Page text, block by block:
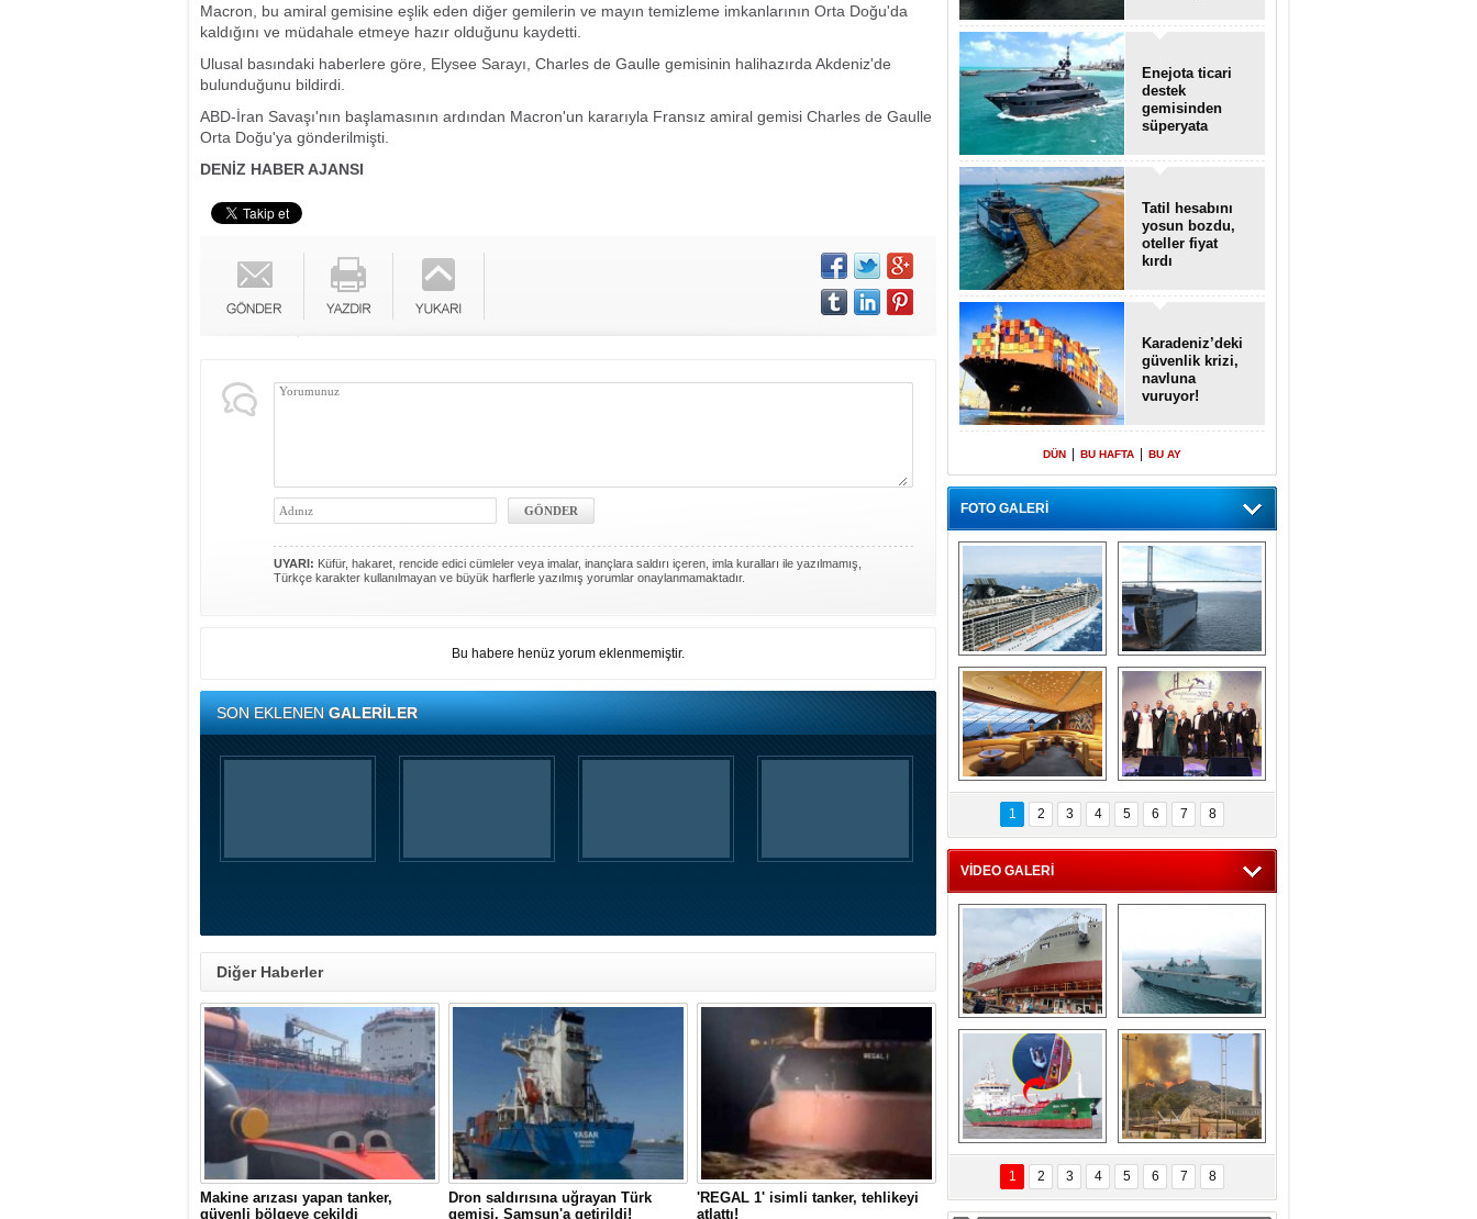
Macron, bu amiral gemisine eşlik eden diğer gemilerin ve mayın temizleme imkanlarının Orta Doğu'da
kaldığını ve müdahale etmeye hazır olduğunu kaydetti.
Ulusal basındaki haberlere göre, Elysee Sarayı, Charles de Gaulle gemisinin halihazırda Akdeniz'de
bulunduğunu bildirdi.
ABD-İran Savaşı'nın başlamasının ardından Macron'un kararıyla Fransız amiral gemisi Charles de Gaulle
Orta Doğu'ya gönderilmişti.
DENİZ HABER AJANSI
UYARI: Küfür, hakaret, rencide edici cümleler veya imalar, inançlara saldırı içeren, imla kuralları ile yazılmamış,
Türkçe karakter kullanılmayan ve büyük harflerle yazılmış yorumlar onaylanmamaktadır.
Bu habere henüz yorum eklenmemiştir.
SON EKLENENGALERİLER
Diğer Haberler
Makine arızası yapan tanker,
güvenli bölgeye çekildi
Dron saldırısına uğrayan Türk
gemisi, Samsun'a getirildi!
'REGAL 1' isimli tanker, tehlikeyi
atlattı!
Enejota ticari
destek
gemisinden
süperyata
Tatil hesabını
yosun bozdu,
oteller fiyat
kırdı
Karadeniz’deki
güvenlik krizi,
navluna
vuruyor!
DÜN BU HAFTA BU AY
FOTO GALERİ
“Gemi içinde gemi”
konsepti ile MSC
Splendida
Dünyada tek!
Denizaltı yüzer
havuzu intikal
seyrine başladı
MSC'den 55 milyon
euroluk turizm geliri
müjdesi
5. Bosphorus Ship
Brokers Dinner,
İstanbul’da yapıldı
1 2 3 4 5 6 7 8
VİDEO GALERİ
Çeksan Tersanesi,
Başaran Bayrak
tankerini suya
indirdi
TCG Anadolu,
tersane teknik
seyrini tamamladı
Göçmenlerin
imdadına Türk
sahipli MINA DENIZ
yetişti
Milas’taki yangın
yeniden termik
santrallere doğru
ilerliyor
1 2 3 4 5 6 7 8